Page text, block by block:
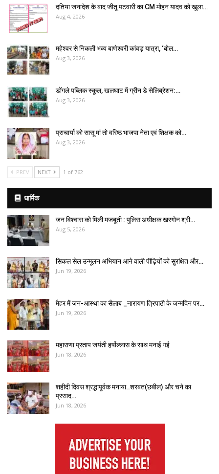
दतिया जनादेश के बाद जीतू पटवारी का CM मोहन यादव को खुला…
Aug 4, 2026
महेश्वर से निकली भव्य बाणेश्वरी कांवड़ यात्रा, ‘बोल…
Aug 3, 2026
डोंगले पब्लिक स्कूल, खलघाट में ग्रीन डे सेलिब्रेशन:…
Aug 3, 2026
प्राचार्या को सासू मां तो वरिष्ठ भाजपा नेता एवं शिक्षक को…
Aug 3, 2026
PREV NEXT 1 of 762
धार्मिक
जन विश्वास को मिली मजबूती : पुलिस अधीक्षक खरगोन श्री…
Aug 5, 2026
सिकल सेल उन्मूलन अभियान आने वाली पीढ़ियों को सुरक्षित और…
Jun 19, 2026
मैहर में जन-आस्था का सैलाब _नारायण त्रिपाठी के जन्मदिन पर…
Jun 19, 2026
महाराणा प्रताप जयंती हर्षोल्लास के साथ मनाई गई
Jun 18, 2026
शहीदी दिवस श्रद्धापूर्वक मनाया..शरबत(छबील) और चने का
प्रसाद…
Jun 18, 2026